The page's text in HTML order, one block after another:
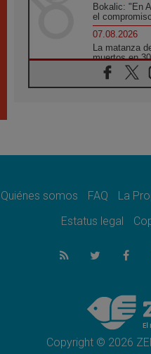
Bokalic: "En
el
07.08.2026
La matanza
muertos en
07.08.2026
Tagle: La
como misión
SIGNIS 2026,
07.08.2026
Lanzan un
Programa
Papa León
Quiénes somos FAQ La
Estatus legal
Copyright © 2026